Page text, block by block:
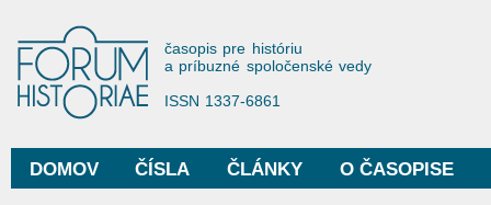
Forum Historiae
časopis pre históriu
a príbuzné spoločenské vedy
ISSN 1337-6861
Hlavné menu
DOMOV ČÍSLA ČLÁNKY O ČASOPISE